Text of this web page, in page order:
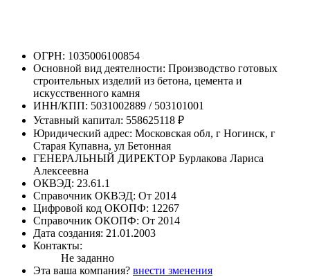
ОГРН: 1035006100854
Основной вид деятелности: Производство готовых
строительных изделий из бетона, цемента и
искусственного камня
ИНН/КПП: 5031002889 / 503101001
Уставный капитал: 558625118 ₽
Юридический адрес: Московская обл, г Ногинск, г
Старая Купавна, ул Бетонная
ГЕНЕРАЛЬНЫЙ ДИРЕКТОР Бурлакова Лариса
Алексеевна
ОКВЭД: 23.61.1
Справочник ОКВЭД: От 2014
Цифровой код ОКОПФ: 12267
Справочник ОКОПФ: От 2014
Дата создания: 21.01.2003
Контакты:
Не заданно
Эта ваша компания? внести зменения